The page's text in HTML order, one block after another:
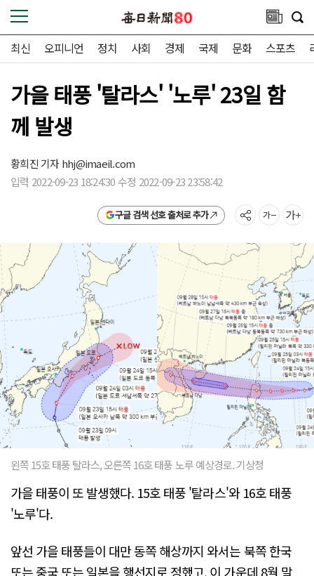
최신 오피니언 정치 사회 경제 국제 문화 스포츠
가을 태풍 '탈라스' '노루' 23일 함
께 발생
황희진 기자hhj@imaeil.com
입력 2022-09-23 18:24:30 수정 2022-09-23 23:58:42
구글 검색 선호 출처로 추가
왼쪽 15호 태풍 탈라스, 오른쪽 16호 태풍 노루 예상경로. 기상청
가을 태풍이 또 발생했다. 15호 태풍 '탈라스'와 16호 태풍
'노루'다.
앞선 가을 태풍들이 대만 동쪽 해상까지 와서는 북쪽 한국
또는 중국 또는 일본을 행선지로 정했고, 이 가운데 8월 말